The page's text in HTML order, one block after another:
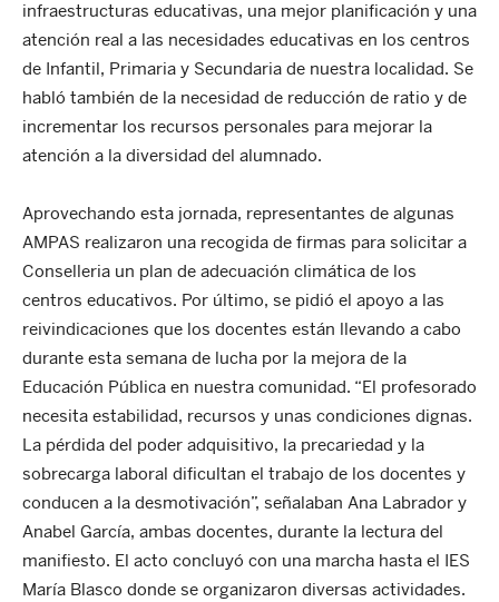
infraestructuras educativas, una mejor planificación y una
atención real a las necesidades educativas en los centros
de Infantil, Primaria y Secundaria de nuestra localidad. Se
habló también de la necesidad de reducción de ratio y de
incrementar los recursos personales para mejorar la
atención a la diversidad del alumnado.
Aprovechando esta jornada, representantes de algunas
AMPAS realizaron una recogida de firmas para solicitar a
Conselleria un plan de adecuación climática de los
centros educativos. Por último, se pidió el apoyo a las
reivindicaciones que los docentes están llevando a cabo
durante esta semana de lucha por la mejora de la
Educación Pública en nuestra comunidad. “El profesorado
necesita estabilidad, recursos y unas condiciones dignas.
La pérdida del poder adquisitivo, la precariedad y la
sobrecarga laboral dificultan el trabajo de los docentes y
conducen a la desmotivación”, señalaban Ana Labrador y
Anabel García, ambas docentes, durante la lectura del
manifiesto. El acto concluyó con una marcha hasta el IES
María Blasco donde se organizaron diversas actividades.